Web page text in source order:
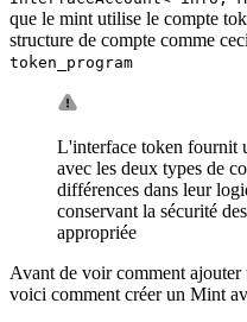
que le mint utilise le compte
structure de compte comme
token_program
L'interface token fournit
avec les deux types de
différences dans leur
conservant la sécurité
appropriée
Avant de voir comment
voici comment créer un Mint